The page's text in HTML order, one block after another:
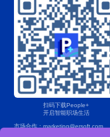
扫码下载People+
开启智能职场生活
市场合作：marketing@ersoft.com